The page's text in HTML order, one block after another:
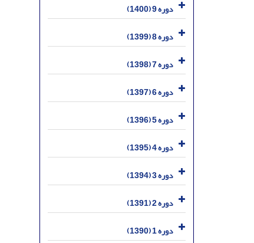
دوره 9 (1400)
دوره 8 (1399)
دوره 7 (1398)
دوره 6 (1397)
دوره 5 (1396)
دوره 4 (1395)
دوره 3 (1394)
دوره 2 (1391)
دوره 1 (1390)